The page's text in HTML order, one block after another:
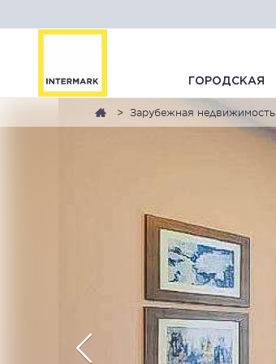
ГОРОДСКАЯ
Зарубежная недвижимость